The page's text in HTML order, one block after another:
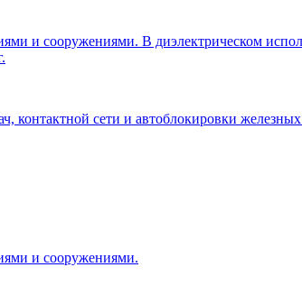
и сооружениями. В диэлектрическом
контактной сети и автоблокировки
и сооружениями.